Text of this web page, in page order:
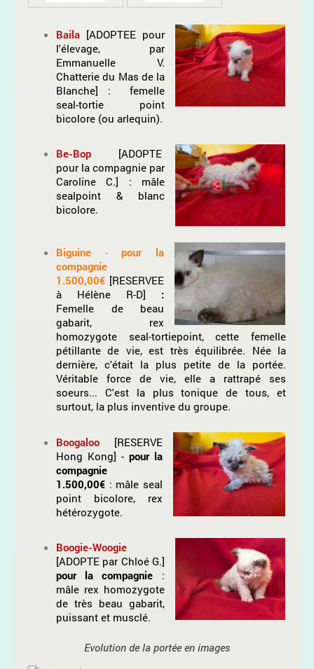
Baila [ADOPTEE pour
l'élevage, par
Emmanuelle V.
Chatterie du Mas de la
Blanche] : femelle
seal-tortie point
bicolore (ou arlequin).
Be-Bop
[ADOPTE
pour la compagnie par
Caroline C.] : mâle
sealpoint & blanc
bicolore.
Biguine - pour la
compagnie
1.500,00€ [RESERVEE
à Hélène R-D] :
Femelle de beau
gabarit, rex
homozygote seal-tortiepoint, cette femelle
pétillante de vie, est très équilibrée. Née la
dernière, c'était la plus petite de la portée.
Véritable force de vie, elle a rattrapé ses
soeurs... C'est la plus tonique de tous, et
surtout, la plus inventive du groupe.
Boogaloo
[RESERVE
Hong Kong] - pour la
compagnie
1.500,00€ : mâle seal
point bicolore, rex
hétérozygote.
Boogie-Woogie
[ADOPTE par Chloé G.]
pour la compagnie :
mâle rex homozygote
de très beau gabarit,
puissant et musclé.
Evolution de la portée en images